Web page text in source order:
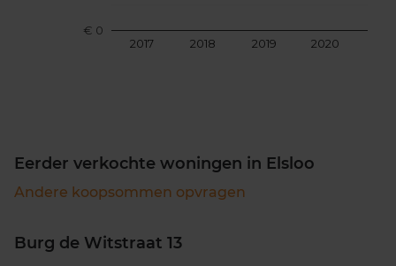
2017 2018 2019 2020
€ 0
Eerder verkochte woningen in Elsloo
Andere koopsommen opvragen
Burg de Witstraat 13